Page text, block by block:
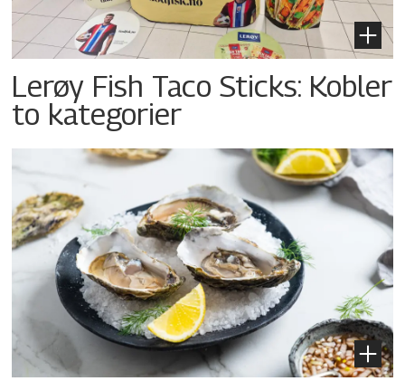
Lerøy Fish Taco Sticks: Kobler
to kategorier